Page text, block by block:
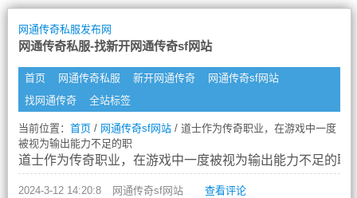
网通传奇私服发布网
网通传奇私服-找新开网通传奇sf网站
首页 网通传奇私服 新开网通传奇
网通传奇sf网站
找网通传奇
全站标签
当前位置： 首页/ 网通传奇sf网站/ 道士作为传奇职业，在游戏中一度
被视为输出能力不足的职
道士作为传奇职业，在游戏中一度被视为输出能力不足的职
2024-3-12 14:20:8 网通传奇sf网站 查看评论